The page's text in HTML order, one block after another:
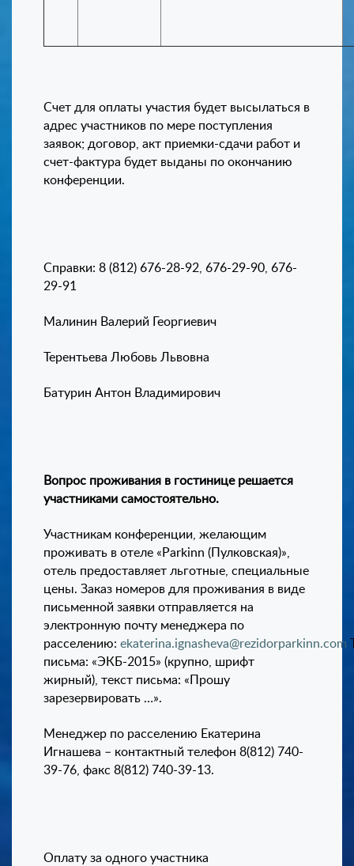
Счет для оплаты участия будет высылаться в
адрес участников по мере поступления
заявок; договор, акт приемки-сдачи работ и
счет-фактура будет выданы по окончанию
конференции.
Справки: 8 (812) 676-28-92, 676-29-90, 676-
29-91
Малинин Валерий Георгиевич
Терентьева Любовь Львовна
Батурин Антон Владимирович
Вопрос проживания в гостинице решается
участниками самостоятельно.
Участникам конференции, желающим
проживать в отеле «Parkinn (Пулковская)»,
отель предоставляет льготные, специальные
цены. Заказ номеров для проживания в виде
письменной заявки отправляется на
электронную почту менеджера по
расселению: ekaterina.ignasheva@rezidorparkinn.com
письма: «ЭКБ-2015» (крупно, шрифт
жирный), текст письма: «Прошу
зарезервировать …».
Менеджер по расселению Екатерина
Игнашева – контактный телефон 8(812) 740-
39-76, факс 8(812) 740-39-13.
Оплату за одного участника